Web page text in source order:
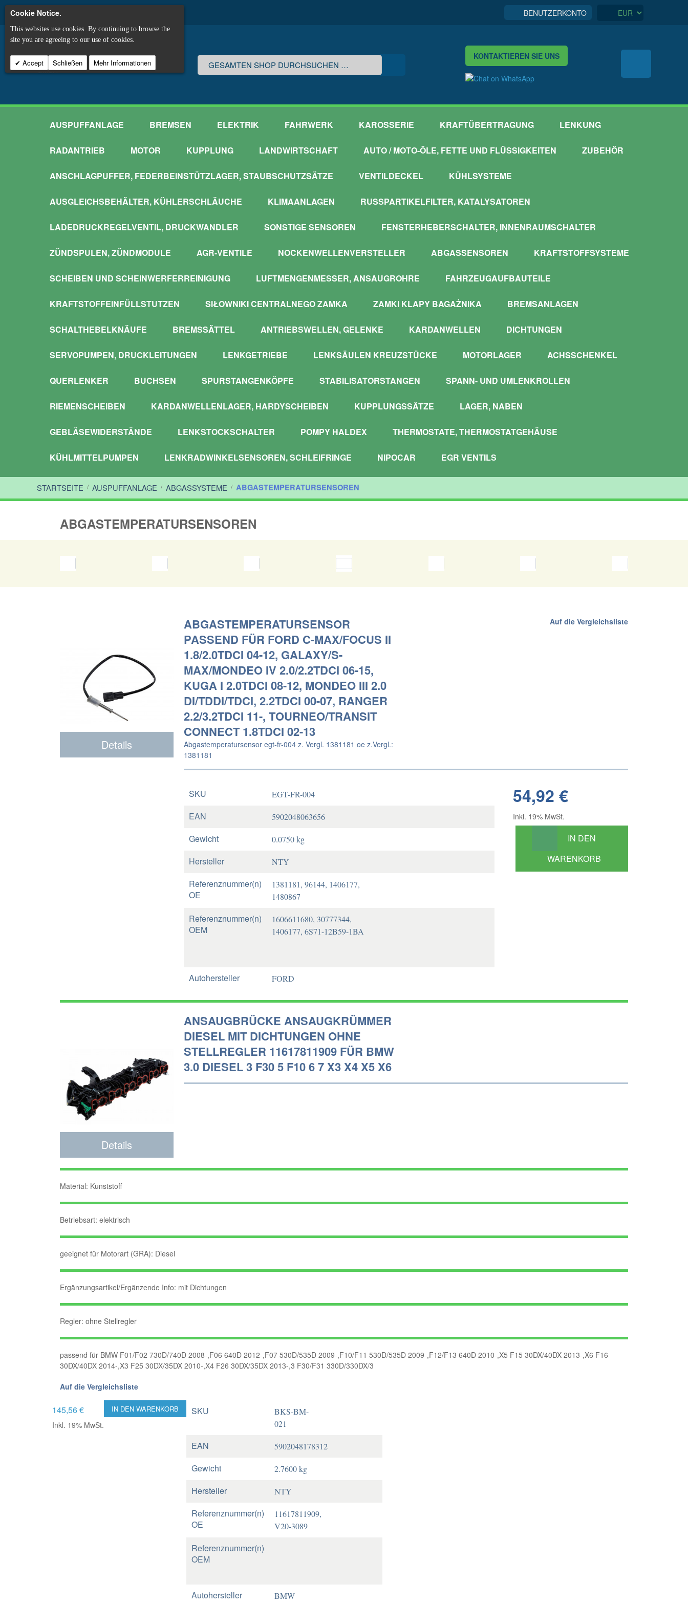
BENUTZERKONTO
KONTAKTIEREN SIE UNS
AUSPUFFANLAGE BREMSEN ELEKTRIK FAHRWERK KAROSSERIE KRAFTÜBERTRAGUNG LENKUNG
RADANTRIEB MOTOR KUPPLUNG LANDWIRTSCHAFT AUTO / MOTO-ÖLE, FETTE UND FLÜSSIGKEITEN ZUBEHÖR
ANSCHLAGPUFFER, FEDERBEINSTÜTZLAGER, STAUBSCHUTZSÄTZE VENTILDECKEL KÜHLSYSTEME
AUSGLEICHSBEHÄLTER, KÜHLERSCHLÄUCHE KLIMAANLAGEN RUSSPARTIKELFILTER, KATALYSATOREN
LADEDRUCKREGELVENTIL, DRUCKWANDLER SONSTIGE SENSOREN FENSTERHEBERSCHALTER, INNENRAUMSCHALTER
ZÜNDSPULEN, ZÜNDMODULE AGR-VENTILE NOCKENWELLENVERSTELLER ABGASSENSOREN KRAFTSTOFFSYSTEME
SCHEIBEN UND SCHEINWERFERREINIGUNG LUFTMENGENMESSER, ANSAUGROHRE FAHRZEUGAUFBAUTEILE
KRAFTSTOFFEINFÜLLSTUTZEN SIŁOWNIKI CENTRALNEGO ZAMKA ZAMKI KLAPY BAGAŻNIKA BREMSANLAGEN
SCHALTHEBELKNÄUFE BREMSSÄTTEL ANTRIEBSWELLEN, GELENKE KARDANWELLEN DICHTUNGEN
SERVOPUMPEN, DRUCKLEITUNGEN LENKGETRIEBE LENKSÄULEN KREUZSTÜCKE MOTORLAGER ACHSSCHENKEL
QUERLENKER BUCHSEN SPURSTANGENKÖPFE STABILISATORSTANGEN SPANN- UND UMLENKROLLEN
RIEMENSCHEIBEN KARDANWELLENLAGER, HARDYSCHEIBEN KUPPLUNGSSÄTZE LAGER, NABEN
GEBLÄSEWIDERSTÄNDE LENKSTOCKSCHALTER POMPY HALDEX THERMOSTATE, THERMOSTATGEHÄUSE
KÜHLMITTELPUMPEN LENKRADWINKELSENSOREN, SCHLEIFRINGE NIPOCAR EGR VENTILS
STARTSEITE / AUSPUFFANLAGE / ABGASSYSTEME / ABGASTEMPERATURSENSOREN
ABGASTEMPERATURSENSOREN
Details
ABGASTEMPERATURSENSOR
PASSEND FÜR FORD C-MAX/FOCUS II
1.8/2.0TDCI 04-12, GALAXY/S-
MAX/MONDEO IV 2.0/2.2TDCI 06-15,
KUGA I 2.0TDCI 08-12, MONDEO III 2.0
DI/TDDI/TDCI, 2.2TDCI 00-07, RANGER
2.2/3.2TDCI 11-, TOURNEO/TRANSIT
CONNECT 1.8TDCI 02-13
Abgastemperatursensor egt-fr-004 z. Vergl. 1381181 oe z.Vergl.:
1381181
Auf die Vergleichsliste
54,92 €
Inkl. 19% MwSt.
IN DEN
WARENKORB
SKU EGT-FR-004
EAN 5902048063656
Gewicht 0.0750 kg
Hersteller NTY
Referenznummer(n)
OE
1381181, 96144, 1406177,
1480867
Referenznummer(n)
OEM
1606611680, 30777344,
1406177, 6S71-12B59-1BA
Autohersteller FORD
Details
ANSAUGBRÜCKE ANSAUGKRÜMMER
DIESEL MIT DICHTUNGEN OHNE
STELLREGLER 11617811909 FÜR BMW
3.0 DIESEL 3 F30 5 F10 6 7 X3 X4 X5 X6
Material: Kunststoff
Betriebsart: elektrisch
geeignet für Motorart (GRA): Diesel
Ergänzungsartikel/Ergänzende Info: mit Dichtungen
Regler: ohne Stellregler
passend für BMW F01/F02 730D/740D 2008-,F06 640D 2012-,F07 530D/535D 2009-,F10/F11 530D/535D 2009-,F12/F13 640D 2010-,X5 F15 30DX/40DX 2013-,X6 F16
30DX/40DX 2014-,X3 F25 30DX/35DX 2010-,X4 F26 30DX/35DX 2013-,3 F30/F31 330D/330DX/3
Auf die Vergleichsliste
145,56 €
Inkl. 19% MwSt.
IN DEN WARENKORB SKU
BKS-BM-
021
EAN 5902048178312
Gewicht 2.7600 kg
Hersteller NTY
Referenznummer(n)
OE
11617811909,
V20-3089
Referenznummer(n)
OEM
Autohersteller BMW
Cookie Notice.
This websites use cookies. By continuing to browse the
site you are agreeing to our use of cookies.
Accept Schließen Mehr Informationen